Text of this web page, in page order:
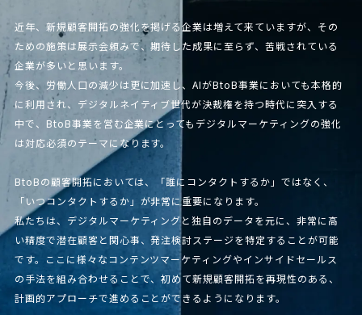
近年、新規顧客開拓の強化を掲げる企業は増えて来ていますが、その
ための施策は展示会頼みで、期待した成果に至らず、苦戦されている
企業が多いと思います。
今後、労働人口の減少は更に加速し、AIがBtoB事業においても本格的
に利用され、デジタルネイティブ世代が決裁権を持つ時代に突入する
中で、BtoB事業を営む企業にとってもデジタルマーケティングの強化
は対応必須のテーマになります。
BtoBの顧客開拓においては、「誰にコンタクトするか」ではなく、
「いつコンタクトするか」が非常に重要になります。
私たちは、デジタルマーケティングと独自のデータを元に、非常に高
い精度で潜在顧客と関心事、発注検討ステージを特定することが可能
です。ここに様々なコンテンツマーケティングやインサイドセールス
の手法を組み合わせることで、初めて新規顧客開拓を再現性のある、
計画的アプローチで進めることができるようになります。